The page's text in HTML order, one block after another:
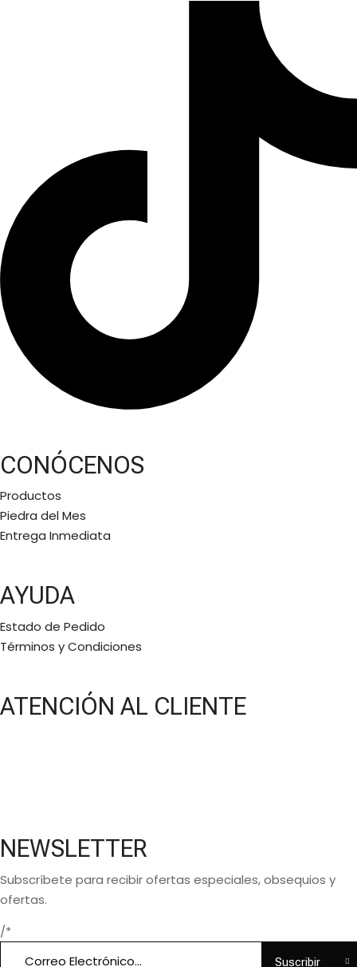
CONÓCENOS
Productos
Piedra del Mes
Entrega Inmediata
AYUDA
Estado de Pedido
Términos y Condiciones
ATENCIÓN AL CLIENTE
NEWSLETTER
Subscríbete para recibir ofertas especiales, obsequios y
ofertas.
/*